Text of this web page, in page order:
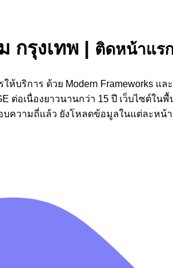
กรุงเทพ | ติดหน้าแร
การ ด้วย Modern Frameworks แล
ต่อเนื่องยาวนานกว่า 15 ปี เว็บไซต์
วามถี่แล้ว ยังโหลดข้อมูลในแต่ละหน้าเ